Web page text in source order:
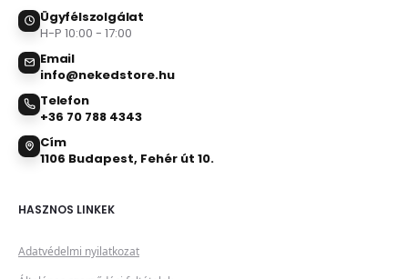
Ügyfélszolgálat
H-P 10:00 - 17:00
Email
info@nekedstore.hu
Telefon
+36 70 788 4343
Cím
1106 Budapest, Fehér út 10.
HASZNOS LINKEK
Adatvédelmi nyilatkozat